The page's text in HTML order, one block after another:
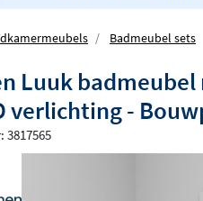
Badmeubel sets
Luuk
verlichting -